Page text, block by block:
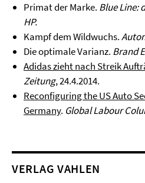
Primat der Marke. Blue Line:
HP.
Kampf dem Wildwuchs.
Die optimale Varianz. Brand
Adidas zieht nach Streik
Zeitung, 24.4.2014.
Reconfiguring the US Auto
Germany. Global Labour
VERLAG VAHLEN